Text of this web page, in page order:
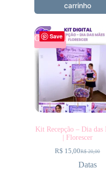
carrinho
Save
OFERTA
Kit Recepção – Dia das
| Florescer
R$20,00
R$ 15,00
Datas